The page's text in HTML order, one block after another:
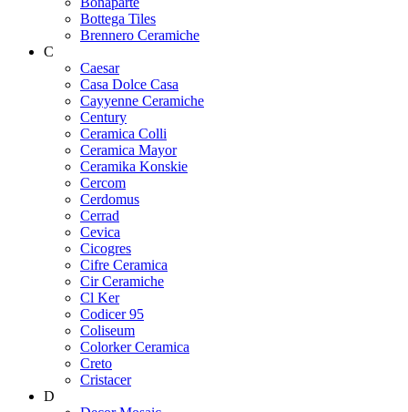
Bottega Tiles
Brennero Ceramiche
C
Caesar
Casa Dolce Casa
Cayyenne Ceramiche
Century
Ceramica Colli
Ceramica Mayor
Ceramika Konskie
Cercom
Cerdomus
Cerrad
Cevica
Cicogres
Cifre Ceramica
Cir Ceramiche
Cl Ker
Codicer 95
Coliseum
Colorker Ceramica
Creto
Cristacer
D